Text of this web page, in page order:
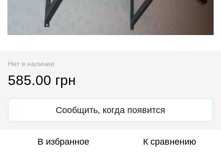
Нет в наличии
585.00 грн
Сообщить, когда появится
В избранное К сравнению